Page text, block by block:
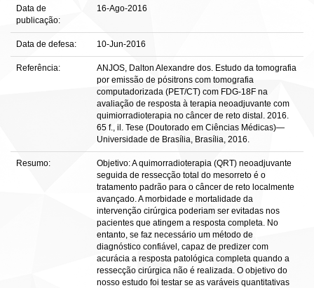
Data de
publicação:
16-Ago-2016
Data de defesa: 10-Jun-2016
Referência:
ANJOS, Dalton Alexandre dos. Estudo da tomografia
por emissão de pósitrons com tomografia
computadorizada (PET/CT) com FDG-18F na
avaliação de resposta à terapia neoadjuvante com
quimiorradioterapia no câncer de reto distal. 2016.
65 f., il. Tese (Doutorado em Ciências Médicas)—
Universidade de Brasília, Brasília, 2016.
Resumo:
Objetivo: A quimorradioterapia (QRT) neoadjuvante
seguida de ressecção total do mesorreto é o
tratamento padrão para o câncer de reto localmente
avançado. A morbidade e mortalidade da
intervenção cirúrgica poderiam ser evitadas nos
pacientes que atingem a resposta completa. No
entanto, se faz necessário um método de
diagnóstico confiável, capaz de predizer com
acurácia a resposta patológica completa quando a
ressecção cirúrgica não é realizada. O objetivo do
nosso estudo foi testar se as varáveis quantitativas